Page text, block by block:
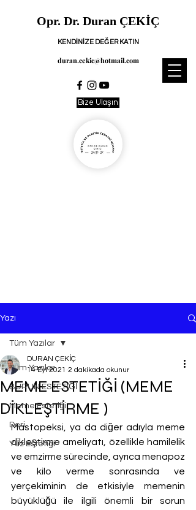
Opr. Dr. Duran ÇEKİÇ
KENDİNİZE DEĞER KATIN
duran.cekic@hotmail.com
Bize Ulaşın
Yazı
Tüm Yazılar
BURUN ESTETİĞİ
Meme Estetiği
Deri
Yüz Estetiği
Tüm Yazılar
MEME ESTETİĞİ (MEME
DİKLEŞTİRME )
DURAN ÇEKİÇ
14 Eyl 2021 2 dakikada okunur
Mastopeksi, ya da diğer adıyla meme
dikleştirme ameliyatı, özellikle hamilelik
ve emzirme sürecinde, ayrıca menapoz
ve kilo verme sonrasında ve
yerçekiminin de etkisiyle memenin
büyüklüğü ile ilgili önemli bir sorun